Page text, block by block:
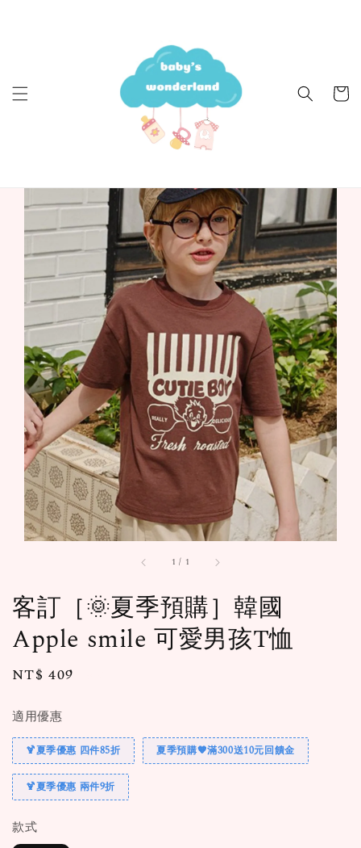
1 / 1
客訂［🌞夏季預購］韓國
Apple smile 可愛男孩T恤
Regular
NT$ 409
適用優惠
🍹夏季優惠 四件85折 夏季預購🧡滿300送10元回饋金
🍹夏季優惠 兩件9折
款式